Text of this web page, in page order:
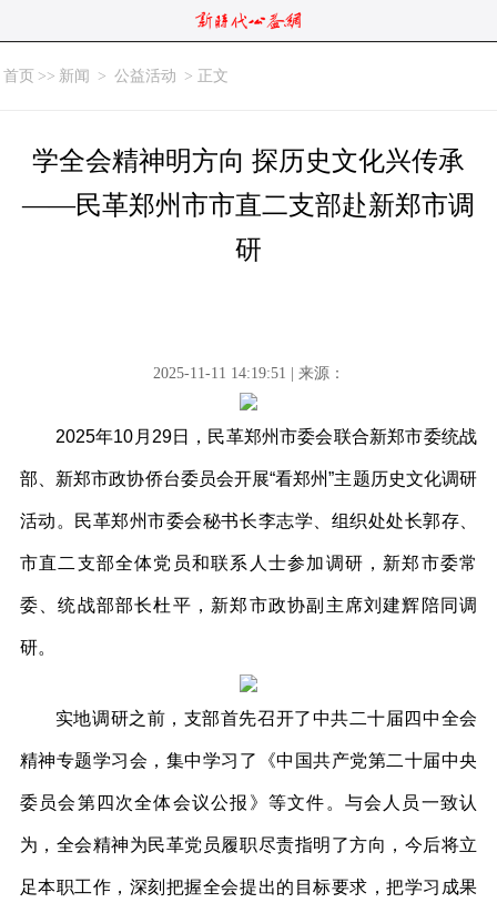
首页 >> 新闻 > 公益活动 > 正文
学全会精神明方向 探历史文化兴传承
——民革郑州市市直二支部赴新郑市调
研
2025-11-11 14:19:51 | 来源：
2025年10月29日，民革郑州市委会联合新郑市委统战
部、新郑市政协侨台委员会开展“看郑州”主题历史文化调研
活动。民革郑州市委会秘书长李志学、组织处处长郭存、
市直二支部全体党员和联系人士参加调研，新郑市委常
委、统战部部长杜平，新郑市政协副主席刘建辉陪同调
研。
实地调研之前，支部首先召开了中共二十届四中全会
精神专题学习会，集中学习了《中国共产党第二十届中央
委员会第四次全体会议公报》等文件。与会人员一致认
为，全会精神为民革党员履职尽责指明了方向，今后将立
足本职工作，深刻把握全会提出的目标要求，把学习成果